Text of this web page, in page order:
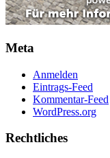
Meta
Anmelden
Eintrags-Feed
Kommentar-Feed
WordPress.org
Rechtliches